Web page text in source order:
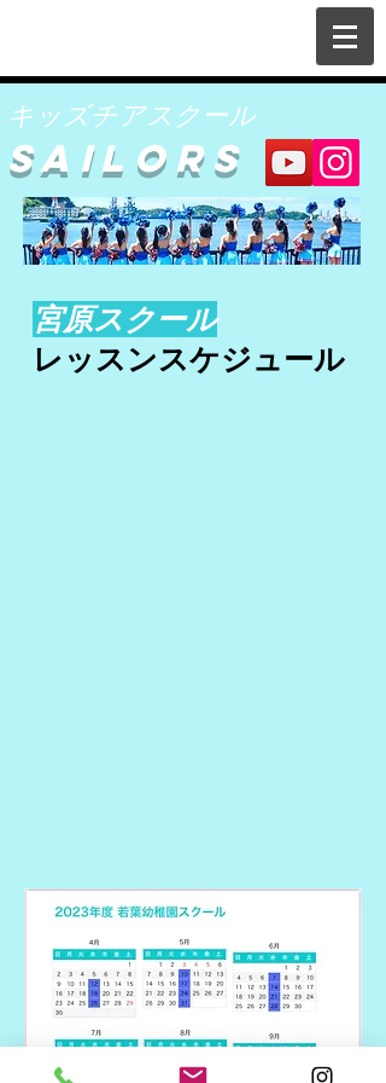
キッズチアスクール
SAILORS
宮原スクール
レッスンスケジュール